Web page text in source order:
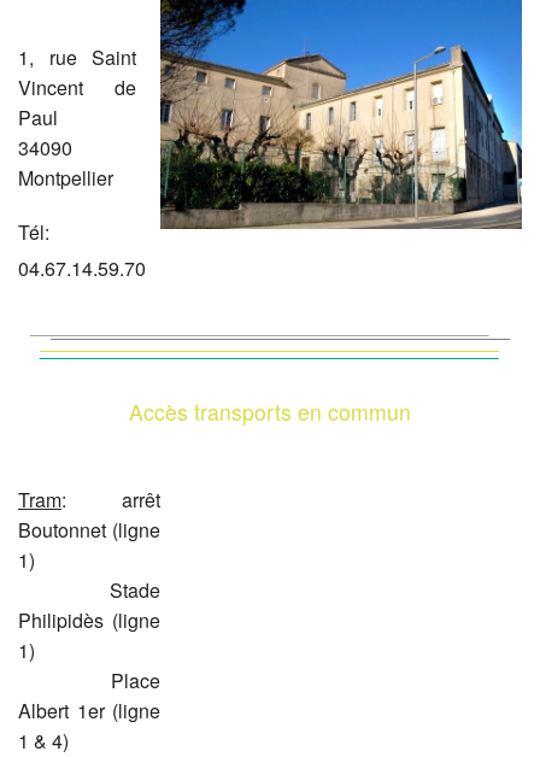
1, rue Saint
Vincent de
Paul
34090
Montpellier
Tél:
04.67.14.59.70
Accès transports en commun
Tram: arrêt
Boutonnet (ligne
1)
Stade
Philipidès (ligne
1)
Place
Albert 1er (ligne
1 & 4)